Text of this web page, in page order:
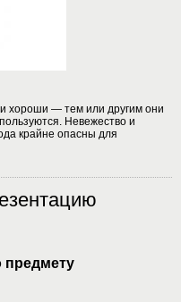
хороши — тем или другим они
Невежество и
крайне опасны для
предмету